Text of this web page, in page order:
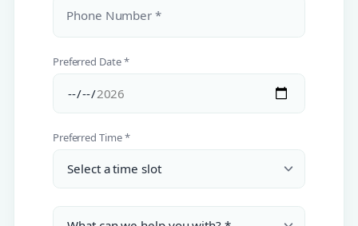
Phone Number *
Preferred Date *
Preferred Time *